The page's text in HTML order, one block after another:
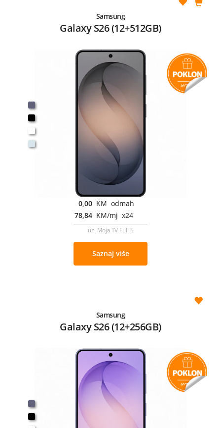
Samsung
Galaxy S26 (12+512GB)
0,00 KM odmah
78,84 KM/mj x24
uz Moja TV Full S
Saznaj više
Samsung
Galaxy S26 (12+256GB)